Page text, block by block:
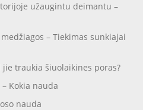
užaugintu deimantu –
– Tiekimas sunkiajai
jie traukia šiuolaikines poras?
Kokia nauda
nauda